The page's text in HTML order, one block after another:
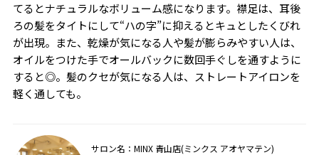
てるとナチュラルなボリューム感になります。襟足は、耳後
ろの髪をタイトにして“ハの字”に抑えるとキュとしたくびれ
が出現。また、乾燥が気になる人や髪が膨らみやすい人は、
オイルをつけた手でオールバックに数回手ぐしを通すように
すると◎。髪のクセが気になる人は、ストレートアイロンを
軽く通しても。
サロン名：MINX 青山店(ミンクス アオヤマテン)